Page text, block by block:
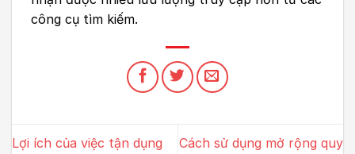
công cụ tìm kiếm.
Lợi ích của việc tận dụng
Cách sử dụng mở rộng quy